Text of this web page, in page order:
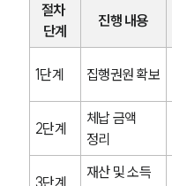
절차
단계
진행 내용
1단계 집행권원 확보
2단계
체납 금액
정리
재산 및 소득